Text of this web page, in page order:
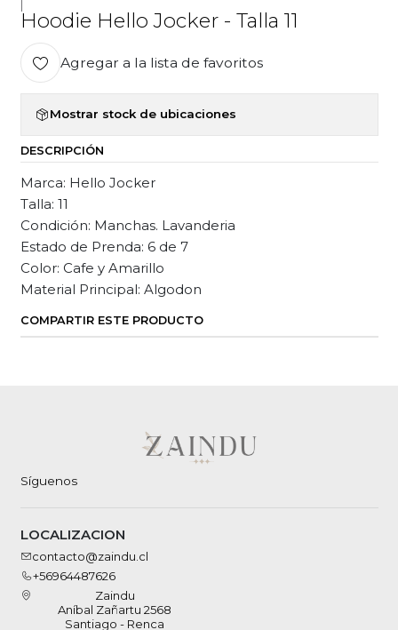
Hoodie Hello Jocker - Talla 11
Agregar a la lista de favoritos
Mostrar stock de ubicaciones
DESCRIPCIÓN
Marca: Hello Jocker
Talla: 11
Condición: Manchas. Lavanderia
Estado de Prenda: 6 de 7
Color: Cafe y Amarillo
Material Principal: Algodon
COMPARTIR ESTE PRODUCTO
Síguenos
LOCALIZACION
contacto@zaindu.cl
+56964487626
Zaindu
Aníbal Zañartu 2568
Santiago - Renca